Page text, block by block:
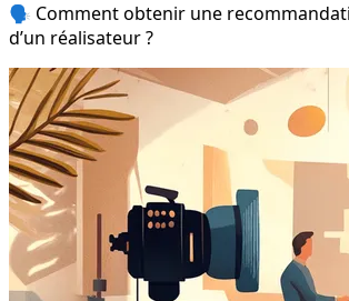
🗣️ Comment obtenir une
d’un réalisateur ?